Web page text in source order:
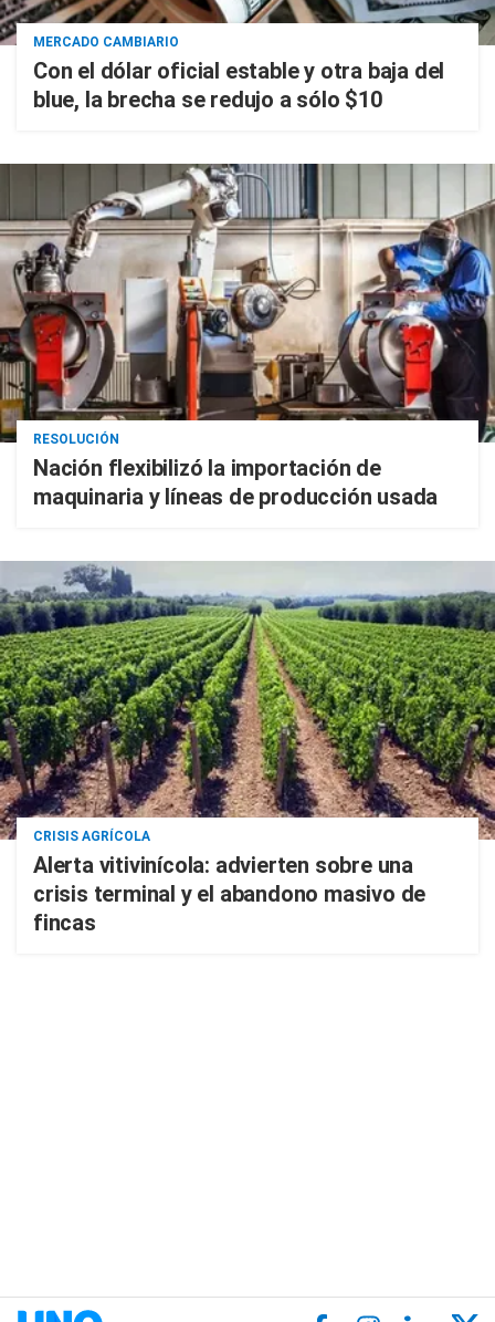
MERCADO CAMBIARIO
Con el dólar oficial estable y otra baja del
blue, la brecha se redujo a sólo $10
RESOLUCIÓN
Nación flexibilizó la importación de
maquinaria y líneas de producción usada
CRISIS AGRÍCOLA
Alerta vitivinícola: advierten sobre una
crisis terminal y el abandono masivo de
fincas